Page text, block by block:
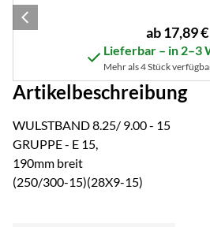
ab:
ab 17,89€
Lieferbar – in 2–3
Mehr als 4 Stück
Artikelbeschreibung
WULSTBAND 8.25/ 9.00 - 15
GRUPPE - E 15,
190mm breit
(250/300-15)(28X9-15)